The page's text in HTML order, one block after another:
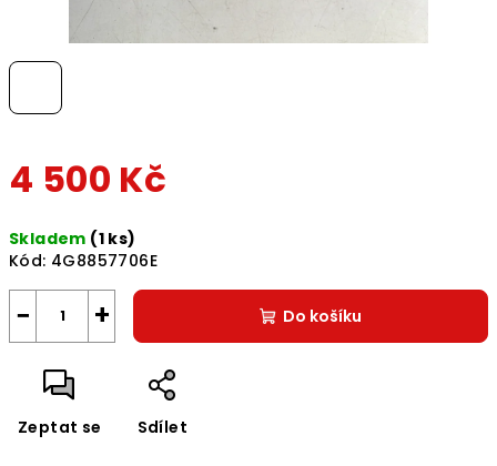
4 500 Kč
cena:
Skladem (1 ks)
Kód: 4G8857706E
+
− Do košíku
Zeptat se Sdílet